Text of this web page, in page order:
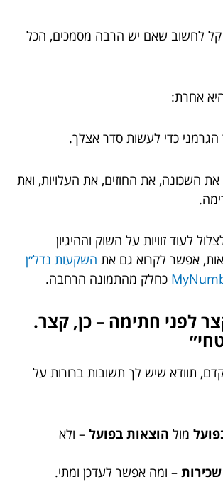
קל לחשוב שאם יש הרבה מסמכים, הכל
אחרת:
כדי לעשות סדר אצלך.
השכונה, את החוזים, את העלויות, ואת
לעוד זוויות על השוק וההיגיון
אפשר לקרוא גם את השקעות נדל״ן
כחלק מהתמונה הרחבה.
לפני חתימה – כן, קצר.
תוודא שיש לך תשובות ברורות על
מול הוצאות בפועל – ולא
– ומה אפשר לעדכן ומתי.